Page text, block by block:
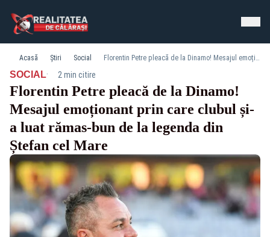
Acasă Știri Social Florentin Petre pleacă de la Dinamo! Mesajul emoționant prin care clubul și-a luat rămas-bun de la legenda din Ștefan cel Mare
SOCIAL· 2 min citire
Florentin Petre pleacă de la Dinamo!
Mesajul emoționant prin care clubul și-
a luat rămas-bun de la legenda din
Ștefan cel Mare